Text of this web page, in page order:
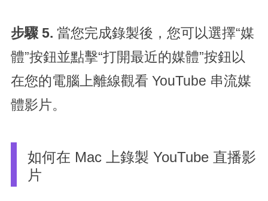
步驟 5. 當您完成錄製後，您可以選擇“媒
體”按鈕並點擊“打開最近的媒體”按鈕以
在您的電腦上離線觀看 YouTube 串流媒
體影片。
如何在 Mac 上錄製 YouTube 直播影
片